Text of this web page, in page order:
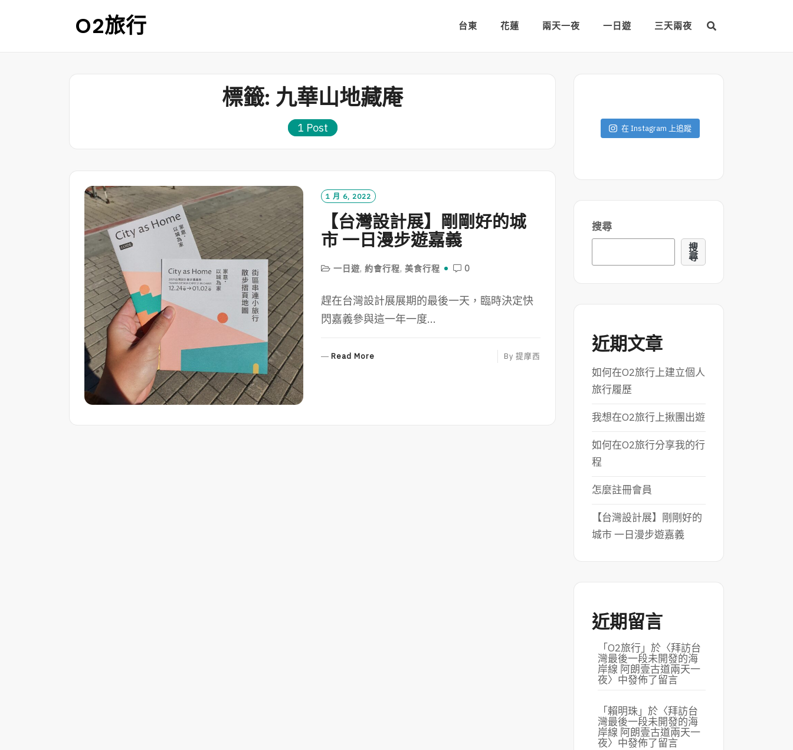
O2旅行 台東 花蓮 兩天一夜 一日遊 三天兩夜
標籤: 九華山地藏庵
1 Post
1 月 6, 2022
【台灣設計展】剛剛好的城
市 一日漫步遊嘉義
一日遊,約會行程,美食行程 0
趕在台灣設計展展期的最後一天，臨時決定快
閃嘉義參與這一年一度...
Read More By 提摩西
在 Instagram 上追蹤
搜尋
搜
尋
近期文章
如何在O2旅行上建立個人
旅行履歷
我想在O2旅行上揪團出遊
如何在O2旅行分享我的行
程
怎麼註冊會員
【台灣設計展】剛剛好的
城市 一日漫步遊嘉義
近期留言
「O2旅行」於〈拜訪台
灣最後一段未開發的海
岸線 阿朗壹古道兩天一
夜〉中發佈了留言
「賴明珠」於〈拜訪台
灣最後一段未開發的海
岸線 阿朗壹古道兩天一
夜〉中發佈了留言